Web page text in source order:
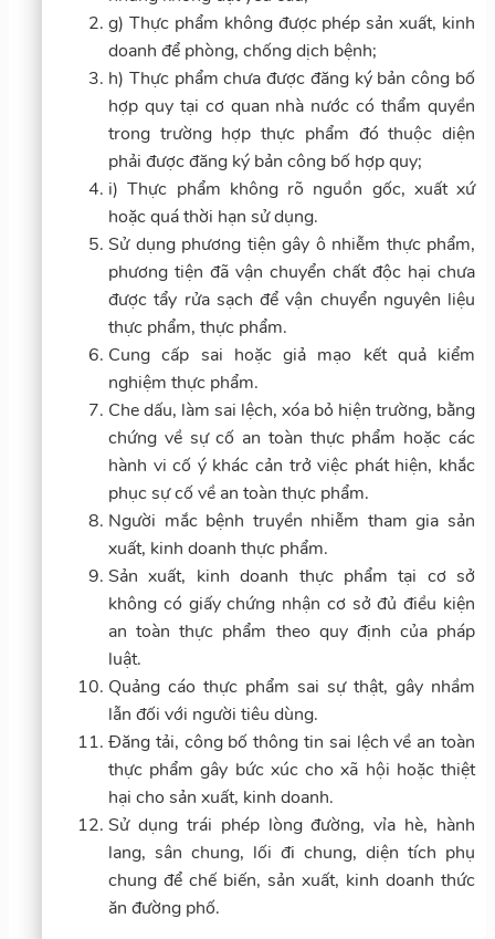
g) Thực phẩm không được phép sản xuất, kinh
doanh để phòng, chống dịch bệnh;
h) Thực phẩm chưa được đăng ký bản công bố
hợp quy tại cơ quan nhà nước có thẩm quyền
trong trường hợp thực phẩm đó thuộc diện
phải được đăng ký bản công bố hợp quy;
i) Thực phẩm không rõ nguồn gốc, xuất xứ
hoặc quá thời hạn sử dụng.
Sử dụng phương tiện gây ô nhiễm thực phẩm,
phương tiện đã vận chuyển chất độc hại chưa
được tẩy rửa sạch để vận chuyển nguyên liệu
thực phẩm, thực phẩm.
Cung cấp sai hoặc giả mạo kết quả kiểm
nghiệm thực phẩm.
Che dấu, làm sai lệch, xóa bỏ hiện trường, bằng
chứng về sự cố an toàn thực phẩm hoặc các
hành vi cố ý khác cản trở việc phát hiện, khắc
phục sự cố về an toàn thực phẩm.
Người mắc bệnh truyền nhiễm tham gia sản
xuất, kinh doanh thực phẩm.
Sản xuất, kinh doanh thực phẩm tại cơ sở
không có giấy chứng nhận cơ sở đủ điều kiện
an toàn thực phẩm theo quy định của pháp
luật.
Quảng cáo thực phẩm sai sự thật, gây nhầm
lẫn đối với người tiêu dùng.
Đăng tải, công bố thông tin sai lệch về an toàn
thực phẩm gây bức xúc cho xã hội hoặc thiệt
hại cho sản xuất, kinh doanh.
Sử dụng trái phép lòng đường, vỉa hè, hành
lang, sân chung, lối đi chung, diện tích phụ
chung để chế biến, sản xuất, kinh doanh thức
ăn đường phố.